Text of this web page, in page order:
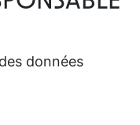
données